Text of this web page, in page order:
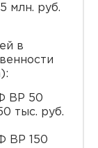
млн. руб.
в
ВР 50
тыс. руб.
ВР 150